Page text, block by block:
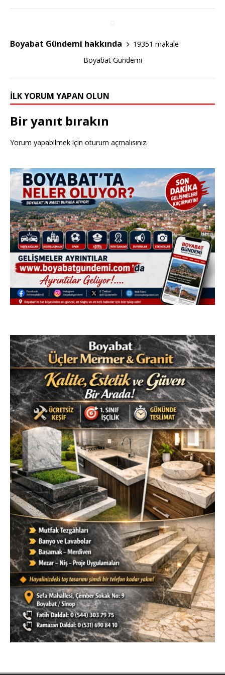
o
k
Boyabat Gündemi hakkında
19351 makale
Boyabat Gündemi
İLK YORUM YAPAN OLUN
Bir yanıt bırakın
Yorum yapabilmek için oturum açmalısınız.